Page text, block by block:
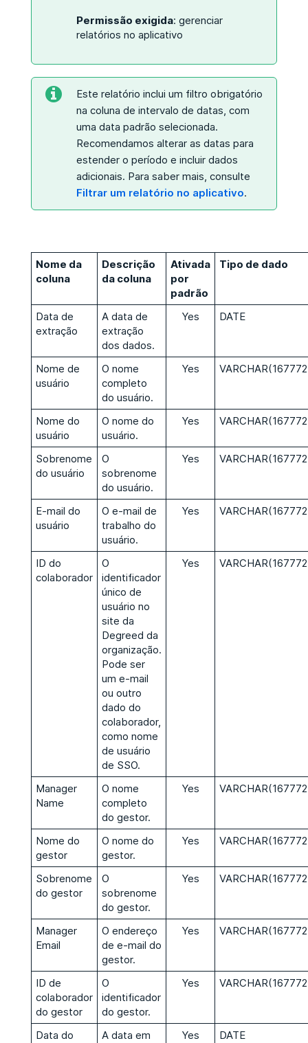
Permissão exigida: gerenciar
relatórios no aplicativo
Este relatório inclui um filtro obrigatório
na coluna de intervalo de datas, com
uma data padrão selecionada.
Recomendamos alterar as datas para
estender o período e incluir dados
adicionais. Para saber mais, consulte
Filtrar um relatório no aplicativo.
Nome da
coluna
Descrição
da coluna
Ativada
por
padrão
Tipo de dado
Data de
extração
A data de
extração
dos dados.
Yes DATE
Nome de
usuário
O nome
completo
do usuário.
Yes
Nome do
usuário
O nome do
usuário.
Yes
Sobrenome
do usuário
O
sobrenome
do usuário.
Yes
E-mail do
usuário
O e-mail de
trabalho do
usuário.
Yes
ID do
colaborador
O
identificador
único de
usuário no
site da
Degreed da
organização.
Pode ser
um e-mail
ou outro
dado do
colaborador,
como nome
de usuário
de SSO.
Yes
Manager
Name
O nome
completo
do gestor.
Yes
Nome do
gestor
O nome do
gestor.
Yes
Sobrenome
do gestor
O
sobrenome
do gestor.
Yes
Manager
Email
O endereço
de e-mail do
gestor.
Yes
ID de
colaborador
do gestor
O
identificador
do gestor.
Yes
Data do
A data em
Yes DATE